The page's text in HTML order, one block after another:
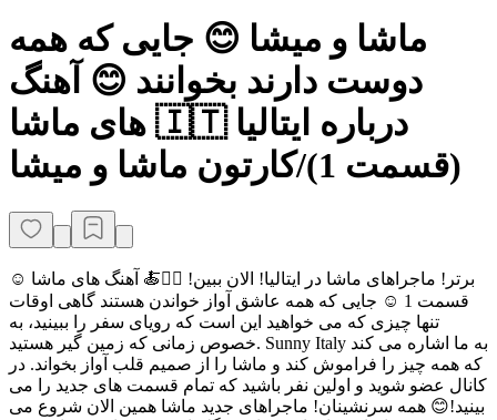
ماشا و میشا 😊 جایی که همه
دوست دارند بخوانند 😊 آهنگ
های ماشا 🇮🇹 درباره ایتالیا
(قسمت 1)/کارتون ماشا و میشا
برتر! ماجراهای ماشا در ایتالیا! الان ببین! 👱‍♀️🍝 آهنگ های ماشا ☺️
قسمت 1 ☺️ جایی که همه عاشق آواز خواندن هستند گاهی اوقات
تنها چیزی که می خواهید این است که رویای سفر را ببینید، به
خصوص زمانی که زمین گیر هستید. Sunny Italy به ما اشاره می کند
که همه چیز را فراموش کند و ماشا را از صمیم قلب آواز بخواند. در
کانال عضو شوید و اولین نفر باشید که تمام قسمت های جدید را می
بینید!😊 همه سرنشینان! ماجراهای جدید ماشا همین الان شروع می